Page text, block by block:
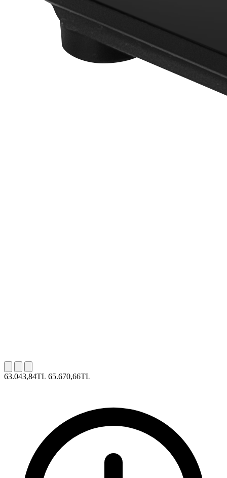
63.043,84TL 65.670,66TL